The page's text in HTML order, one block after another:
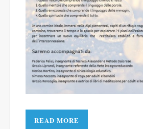
READ MORE